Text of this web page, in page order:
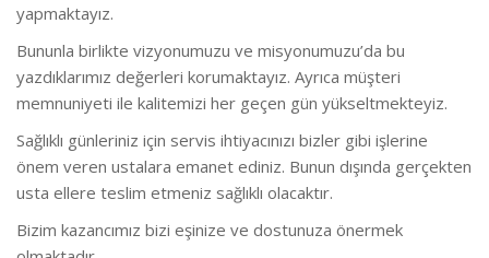
yapmaktayız.
Bununla birlikte vizyonumuzu ve misyonumuzu’da bu
yazdıklarımız değerleri korumaktayız. Ayrıca müşteri
memnuniyeti ile kalitemizi her geçen gün yükseltmekteyiz.
Sağlıklı günleriniz için servis ihtiyacınızı bizler gibi işlerine
önem veren ustalara emanet ediniz. Bunun dışında gerçekten
usta ellere teslim etmeniz sağlıklı olacaktır.
Bizim kazancımız bizi eşinize ve dostunuza önermek